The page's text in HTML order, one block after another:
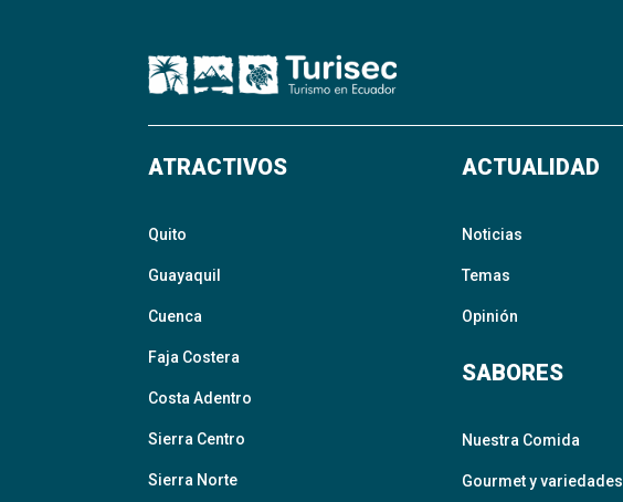
ATRACTIVOS
Quito
Guayaquil
Cuenca
Faja Costera
Costa Adentro
Sierra Centro
Sierra Norte
ACTUALIDAD
Noticias
Temas
Opinión
SABORES
Nuestra Comida
Gourmet y variedades